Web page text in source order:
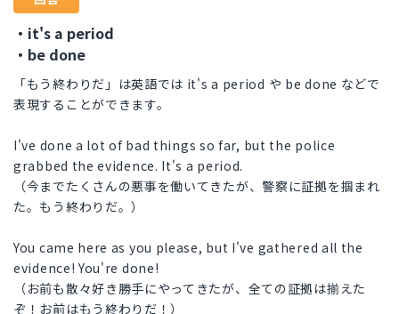
・it's a period
・be done
「もう終わりだ」は英語では it's a period や be done などで
表現することができます。
I've done a lot of bad things so far, but the police
grabbed the evidence. It's a period.
（今までたくさんの悪事を働いてきたが、警察に証拠を掴まれ
た。もう終わりだ。）
You came here as you please, but I've gathered all the
evidence! You're done!
（お前も散々好き勝手にやってきたが、全ての証拠は揃えた
ぞ！お前はもう終わりだ！）